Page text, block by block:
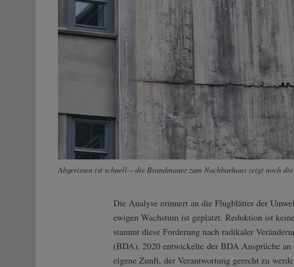
Abgerissen ist schnell – die Brandmauer zum Nachbarhaus zeigt noch
Die Analyse erinnert an die Flugblätter der
ewigen Wachstum ist geplatzt. Reduktion ist
stammt diese Forderung nach radikaler
(BDA). 2020 entwickelte der BDA Ansprüche
eigene Zunft, der Verantwortung gerecht zu